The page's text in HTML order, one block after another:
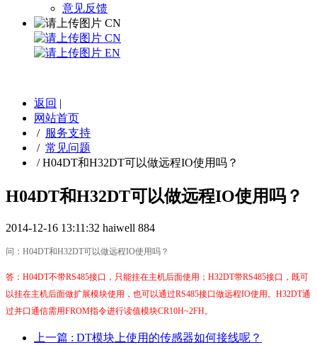
意见反馈
CN
CN
EN
返回 |
网站首页
/ 服务支持
/ 常见问题
/H04DT和H32DT可以做远程IO使用吗？
H04DT和H32DT可以做远程IO使用吗？
2014-12-16 13:11:32 haiwell 884
问：H04DT和H32DT可以做远程IO使用吗？
答：H04DT不带RS485接口，只能挂在主机后面使用；H32DT带RS485接口，既可
以挂在主机后面做扩展模块使用，也可以通过RS485接口做远程IO使用。H32DT通
过并口通信需用FROM指令进行读值模块CR10H~2FH。
上一篇 : DT模块上使用的传感器如何接线呢？